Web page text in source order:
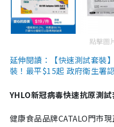
點擊圖
延伸閱讀：【快速測試套裝
裝！最平$15起 政府衛生署
YHLO新冠病毒快速抗原測
健康食品品牌CATALO門市